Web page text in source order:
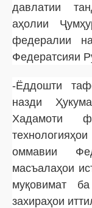
давлатии
аҳолии
федералии
Федератсияи
-Ёддошти
назди
Хадамоти
оммавии
масъалаҳои
муқовимат
захираҳои